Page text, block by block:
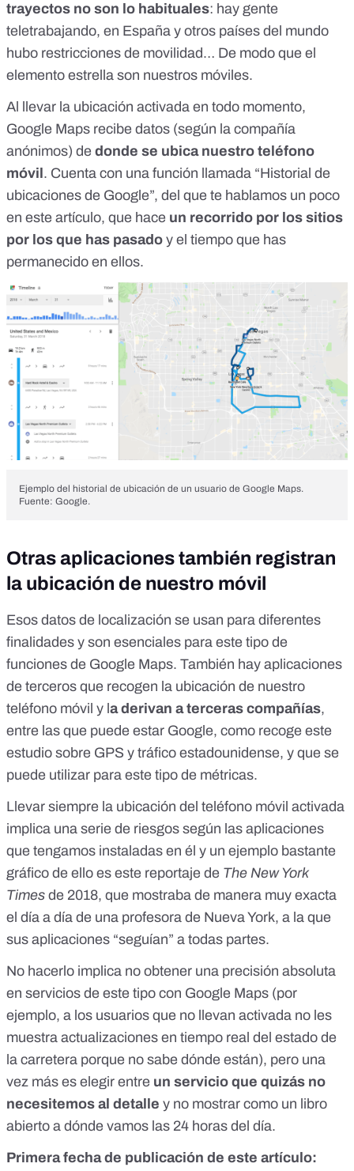
trayectos no son lo habituales: hay gente
teletrabajando, en España y otros países del mundo
hubo restricciones de movilidad… De modo que el
elemento estrella son nuestros móviles.
Al llevar la ubicación activada en todo momento,
Google Maps recibe datos (según la compañía
anónimos) de donde se ubica nuestro teléfono
móvil . Cuenta con una función llamada “Historial de
ubicaciones de Google”, del que te hablamos un poco
en este artículo, que hace un recorrido por los sitios
por los que has pasado y el tiempo que has
permanecido en ellos.
Ejemplo del historial de ubicación de un usuario de Google Maps.
Fuente: Google.
Otras aplicaciones también registran
la ubicación de nuestro móvil
Esos datos de localización se usan para diferentes
finalidades y son esenciales para este tipo de
funciones de Google Maps. También hay aplicaciones
de terceros que recogen la ubicación de nuestro
teléfono móvil y la derivan a terceras compañías,
entre las que puede estar Google, como recoge este
estudio sobre GPS y tráfico estadounidense, y que se
puede utilizar para este tipo de métricas.
Llevar siempre la ubicación del teléfono móvil activada
implica una serie de riesgos según las aplicaciones
que tengamos instaladas en él y un ejemplo bastante
gráfico de ello es este reportaje de The New York
Times de 2018, que mostraba de manera muy exacta
el día a día de una profesora de Nueva York, a la que
sus aplicaciones “seguían” a todas partes.
No hacerlo implica no obtener una precisión absoluta
en servicios de este tipo con Google Maps (por
ejemplo, a los usuarios que no llevan activada no les
muestra actualizaciones en tiempo real del estado de
la carretera porque no sabe dónde están), pero una
vez más es elegir entre un servicio que quizás no
necesitemos al detalle y no mostrar como un libro
abierto a dónde vamos las 24 horas del día.
Primera fecha de publicación de este artículo: